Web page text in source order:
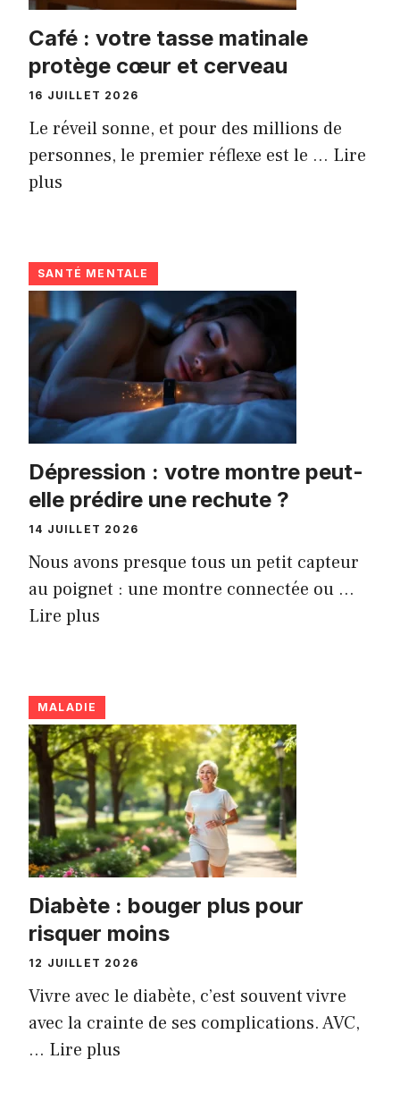
Café : votre tasse matinale
protège cœur et cerveau
16 JUILLET 2026
Le réveil sonne, et pour des millions de
personnes, le premier réflexe est le ... Lire
plus
SANTÉ MENTALE
Dépression : votre montre peut-
elle prédire une rechute ?
14 JUILLET 2026
Nous avons presque tous un petit capteur
au poignet : une montre connectée ou ...
Lire plus
MALADIE
Diabète : bouger plus pour
risquer moins
12 JUILLET 2026
Vivre avec le diabète, c’est souvent vivre
avec la crainte de ses complications. AVC,
... Lire plus